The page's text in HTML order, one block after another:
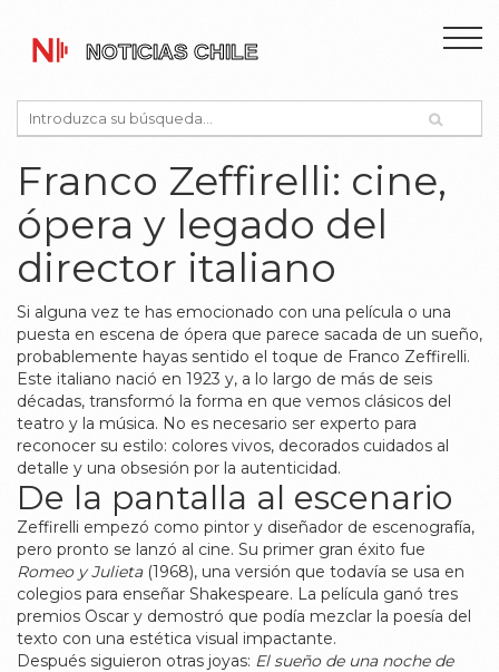
Franco Zeffirelli: cine,
ópera y legado del
director italiano
Si alguna vez te has emocionado con una película o una
puesta en escena de ópera que parece sacada de un sueño,
probablemente hayas sentido el toque de Franco Zeffirelli.
Este italiano nació en 1923 y, a lo largo de más de seis
décadas, transformó la forma en que vemos clásicos del
teatro y la música. No es necesario ser experto para
reconocer su estilo: colores vivos, decorados cuidados al
detalle y una obsesión por la autenticidad.
De la pantalla al escenario
Zeffirelli empezó como pintor y diseñador de escenografía,
pero pronto se lanzó al cine. Su primer gran éxito fue
Romeo y Julieta(1968), una versión que todavía se usa en
colegios para enseñar Shakespeare. La película ganó tres
premios Oscar y demostró que podía mezclar la poesía del
texto con una estética visual impactante.
Después siguieron otras joyas: El sueño de una noche de